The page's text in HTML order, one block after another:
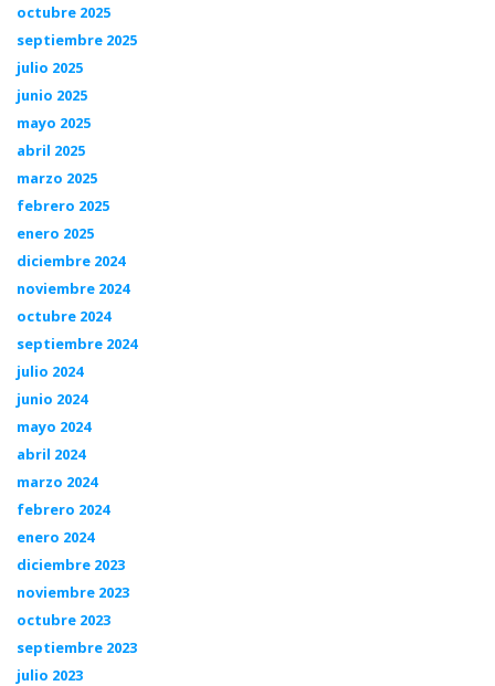
octubre 2025
septiembre 2025
julio 2025
junio 2025
mayo 2025
abril 2025
marzo 2025
febrero 2025
enero 2025
diciembre 2024
noviembre 2024
octubre 2024
septiembre 2024
julio 2024
junio 2024
mayo 2024
abril 2024
marzo 2024
febrero 2024
enero 2024
diciembre 2023
noviembre 2023
octubre 2023
septiembre 2023
julio 2023